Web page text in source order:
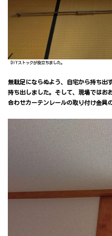
DIYストックが役立ちました。
無駄足にならぬよう、自宅から持ち出
持ち出しました。そして、現場ではお
合わせカーテンレールの取り付け金具